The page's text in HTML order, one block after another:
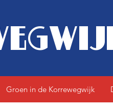
Groen in de Korrewegwijk